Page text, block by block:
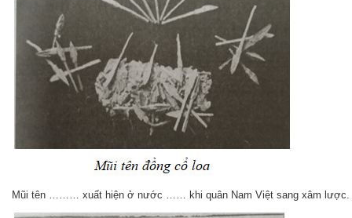
Mũi tên ……… xuất hiện ở nước …… khi quân Nam Việt sang xâm lược.